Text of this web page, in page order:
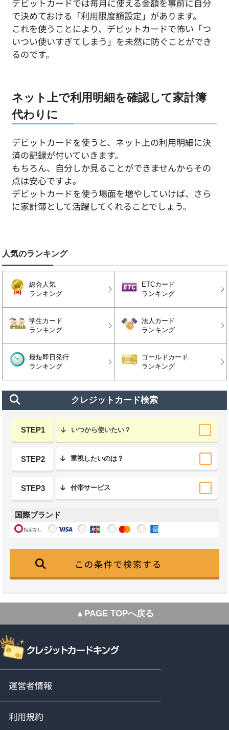
デビットカードでは毎月に使える金額を事前に自分
で決めておける「利用限度額設定」があります。
これを使うことにより、デビットカードで怖い「つ
いつい使いすぎてしまう」を未然に防ぐことができ
るのです。
ネット上で利用明細を確認して家計簿
代わりに
デビットカードを使うと、ネット上の利用明細に決
済の記録が付いていきます。
もちろん、自分しか見ることができませんからその
点は安心ですよ。
デビットカードを使う場面を増やしていけば、さら
に家計簿として活躍してくれることでしょう。
人気のランキング
総合人気
ランキング
ETCカード
ランキング
学生カード
ランキング
法人カード
ランキング
最短即日発行
ランキング
ゴールドカード
ランキング
クレジットカード検索
STEP1 いつから使いたい？
STEP2 重視したいのは？
STEP3 付帯サービス
国際ブランド
指定なし
この条件で検索する
▲PAGE TOPへ戻る
運営者情報
利用規約